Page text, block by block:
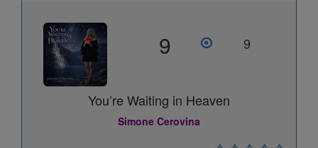
9 9
You’re Waiting in Heaven
Simone Cerovina